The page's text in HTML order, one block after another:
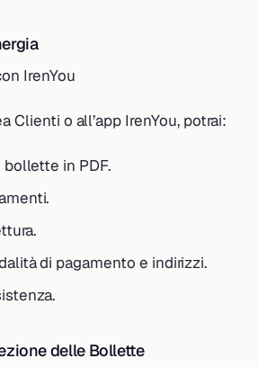
IrenYou
Clienti o all’app IrenYou, potrai:
in PDF.
di pagamento e indirizzi.
delle Bollette